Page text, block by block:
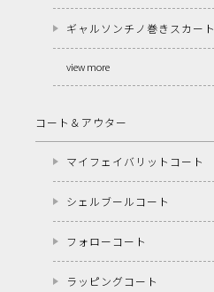
ギャルソンチノ巻きスカート
view more
コート＆アウター
マイフェイバリットコート
シェルブールコート
フォローコート
ラッピングコート